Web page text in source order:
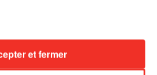
et fermer